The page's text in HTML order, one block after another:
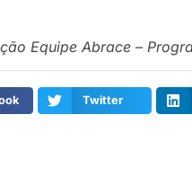
Equipe Abrace –
Twitter